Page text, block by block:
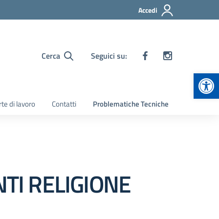
Accedi
Cerca Seguici su:
di lavoro Contatti Problematiche Tecniche
RELIGIONE